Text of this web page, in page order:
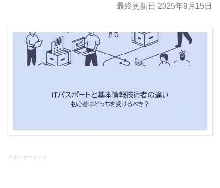
最終更新日 2025年9月15日
スポンサーリンク